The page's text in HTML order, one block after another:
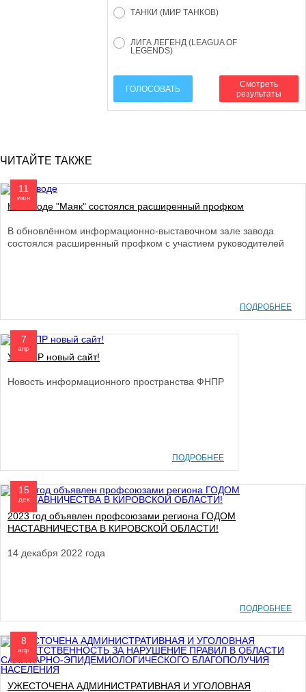
ТАНКИ (МИР ТАНКОВ)
ЛИГА ЛЕГЕНД (LEAGUA OF
LEGENDS)
ГОЛОСОВАТЬ
Смотреть
результаты
ЧИТАЙТЕ ТАКЖЕ
11
июн
На заводе "Маяк" состоялся расширенный профком
В обновлённом информационно-выставочном зале завода
состоялся расширенный профком с участием руководителей
ПОДРОБНЕЕ
7
апр
У ФНПР новый сайт!
Новость информационного пространства ФНПР
ПОДРОБНЕЕ
15
дек
2023 год объявлен профсоюзами региона ГОДОМ
НАСТАВНИЧЕСТВА В КИРОВСКОЙ ОБЛАСТИ!
14 декабря 2022 года
ПОДРОБНЕЕ
8
апр
УЖЕСТОЧЕНА АДМИНИСТРАТИВНАЯ И УГОЛОВНАЯ